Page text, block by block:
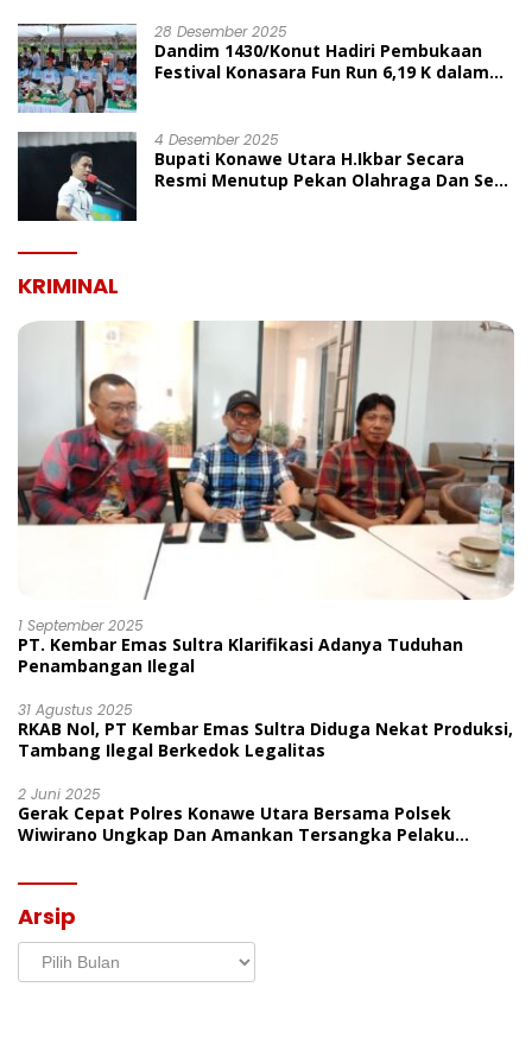
28 Desember 2025
Dandim 1430/Konut Hadiri Pembukaan
Festival Konasara Fun Run 6,19 K dalam
4 Desember 2025
Bupati Konawe Utara H.Ikbar Secara
Resmi Menutup Pekan Olahraga Dan Seni
KRIMINAL
1 September 2025
PT. Kembar Emas Sultra Klarifikasi Adanya Tuduhan
Penambangan Ilegal
31 Agustus 2025
RKAB Nol, PT Kembar Emas Sultra Diduga Nekat Produksi,
Tambang Ilegal Berkedok Legalitas
2 Juni 2025
Gerak Cepat Polres Konawe Utara Bersama Polsek
Wiwirano Ungkap Dan Amankan Tersangka Pelaku
Arsip
Arsip